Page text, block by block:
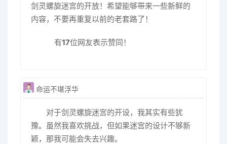
剑灵螺旋迷宫的开放！希望能够带来一些新鲜的
内容，不要再重复以前的老套路了！
有17位网友表示赞同！
命运不堪浮华
对于剑灵螺旋迷宫的开设，我其实有些犹
豫。虽然我喜欢挑战，但如果迷宫的设计不够新
颖，那我可能会失去兴趣。